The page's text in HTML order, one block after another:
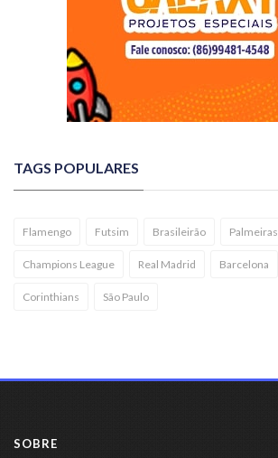
TAGS POPULARES
Flamengo Futsim Brasileirão Palmeiras
Champions League Real Madrid Barcelona
Corinthians São Paulo
SOBRE